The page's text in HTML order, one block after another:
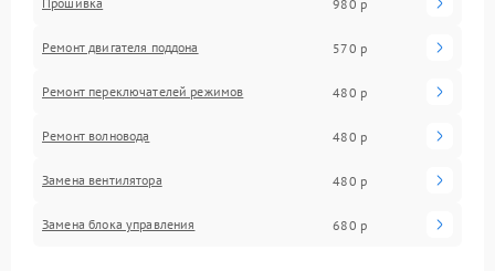
980 р
Ремонт двигателя поддона 570 р
Ремонт переключателей режимов 480 р
Ремонт волновода 480 р
Замена вентилятора 480 р
Замена блока управления 680 р